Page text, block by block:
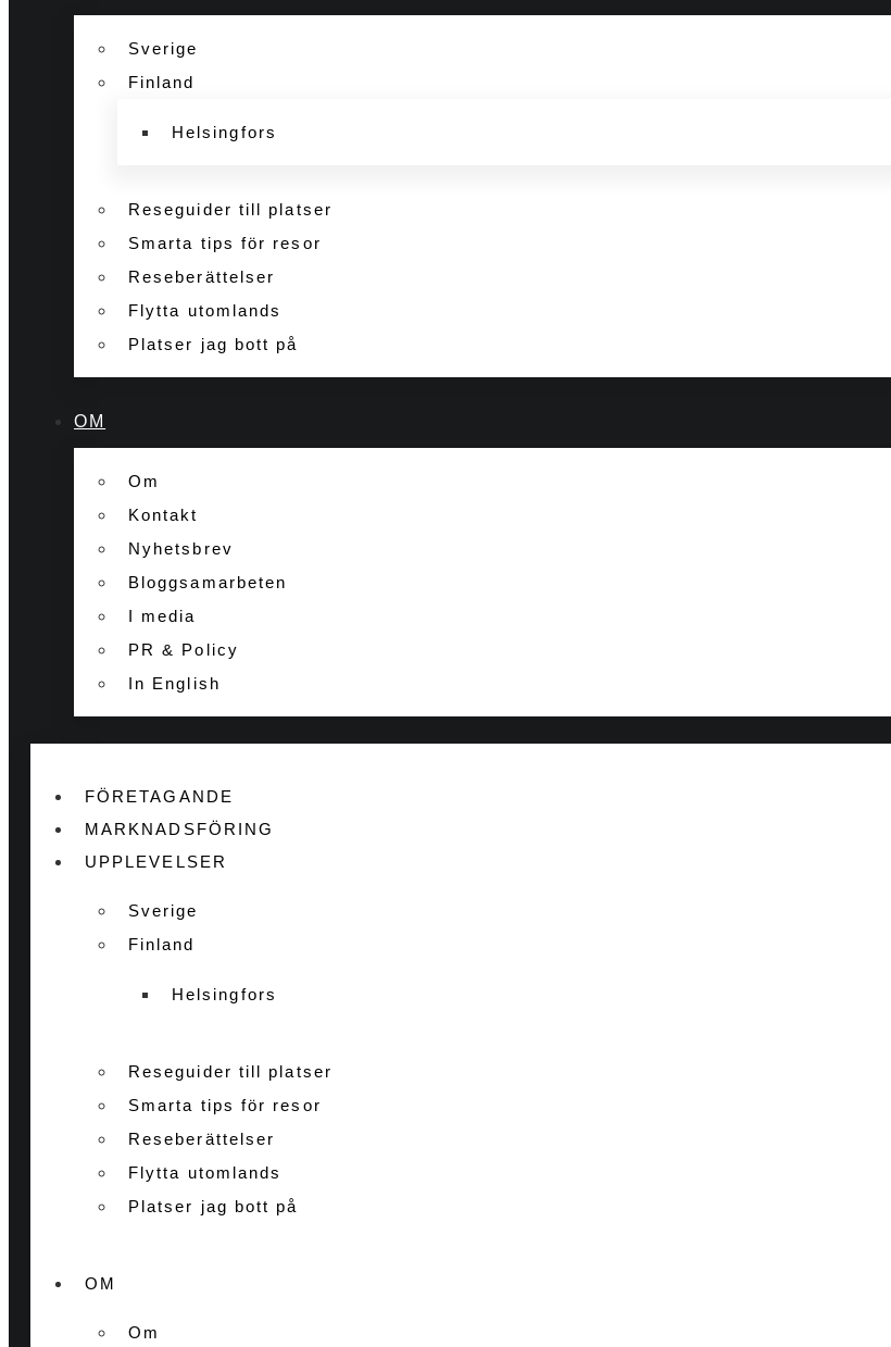
Sverige
Finland
Helsingfors
Reseguider till platser
Smarta tips för resor
Reseberättelser
Flytta utomlands
Platser jag bott på
OM
Om
Kontakt
Nyhetsbrev
Bloggsamarbeten
I media
PR & Policy
In English
FÖRETAGANDE
MARKNADSFÖRING
UPPLEVELSER
Sverige
Finland
Helsingfors
Reseguider till platser
Smarta tips för resor
Reseberättelser
Flytta utomlands
Platser jag bott på
OM
Om